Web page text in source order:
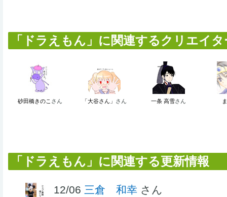
「ドラえもん」に関連するクリエイ
砂田橋きのこ さん 「大谷さん」 さん 一条 高雪さん
「ドラえもん」に関連する更新情報
12/06 三倉 和幸 さん